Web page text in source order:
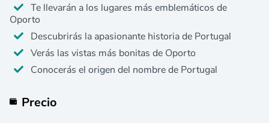
Te llevarán a los lugares más emblemáticos de
Oporto
Descubrirás la apasionante historia de Portugal
Verás las vistas más bonitas de Oporto
Conocerás el origen del nombre de Portugal
Precio